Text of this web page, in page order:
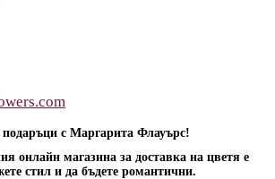
с Маргарита Флауърс!
онлайн магазина за доставка на цветя е
стил и да бъдете романтични.